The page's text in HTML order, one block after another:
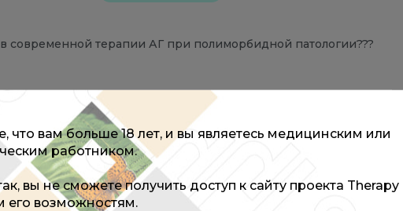
современной терапии АГ при полиморбидной патологии???
в современной терапии АГ при полиморбидной патологии???
лектору
что вам больше 18 лет, и вы являетесь медицинским или
работником.
вы не сможете получить доступ к сайту проекта Therapy
его возможностям.